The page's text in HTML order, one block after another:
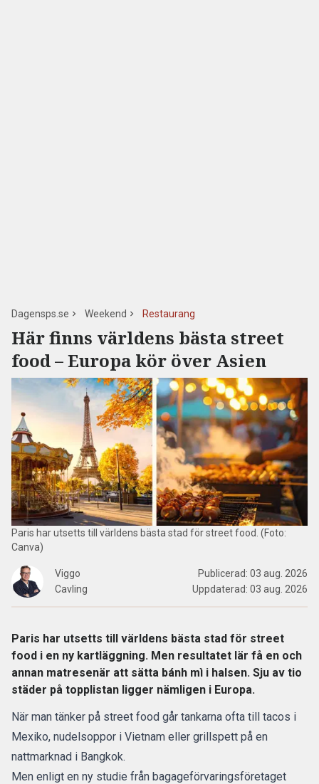
Dagensps.se Weekend Restaurang
Här finns världens bästa street
food – Europa kör över Asien
Paris har utsetts till världens bästa stad för street food. (Foto:
Canva)
Viggo
Cavling
Publicerad: 03 aug. 2026
Uppdaterad: 03 aug. 2026
Paris har utsetts till världens bästa stad för street
food i en ny kartläggning. Men resultatet lär få en och
annan matresenär att sätta bánh mì i halsen. Sju av tio
städer på topplistan ligger nämligen i Europa.
När man tänker på street food går tankarna ofta till tacos i
Mexiko, nudelsoppor i Vietnam eller grillspett på en
nattmarknad i Bangkok.
Men enligt en ny studie från bagageförvaringsföretaget